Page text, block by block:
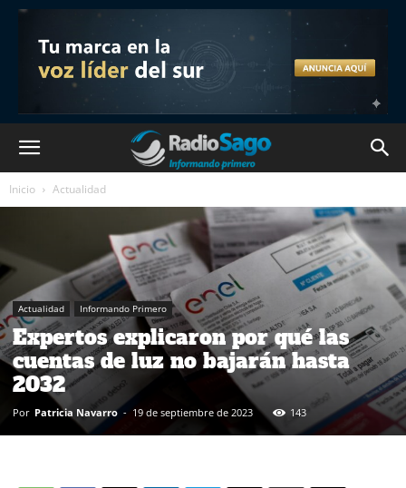
Inicio Actualidad
Actualidad Informando Primero
Expertos explicaron por qué las
cuentas de luz no bajarán hasta
2032
Por Patricia Navarro - 19 de septiembre de 2023 143